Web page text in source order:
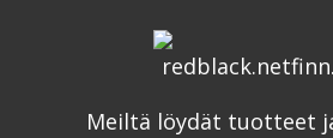
Meiltä löydät tuotteet